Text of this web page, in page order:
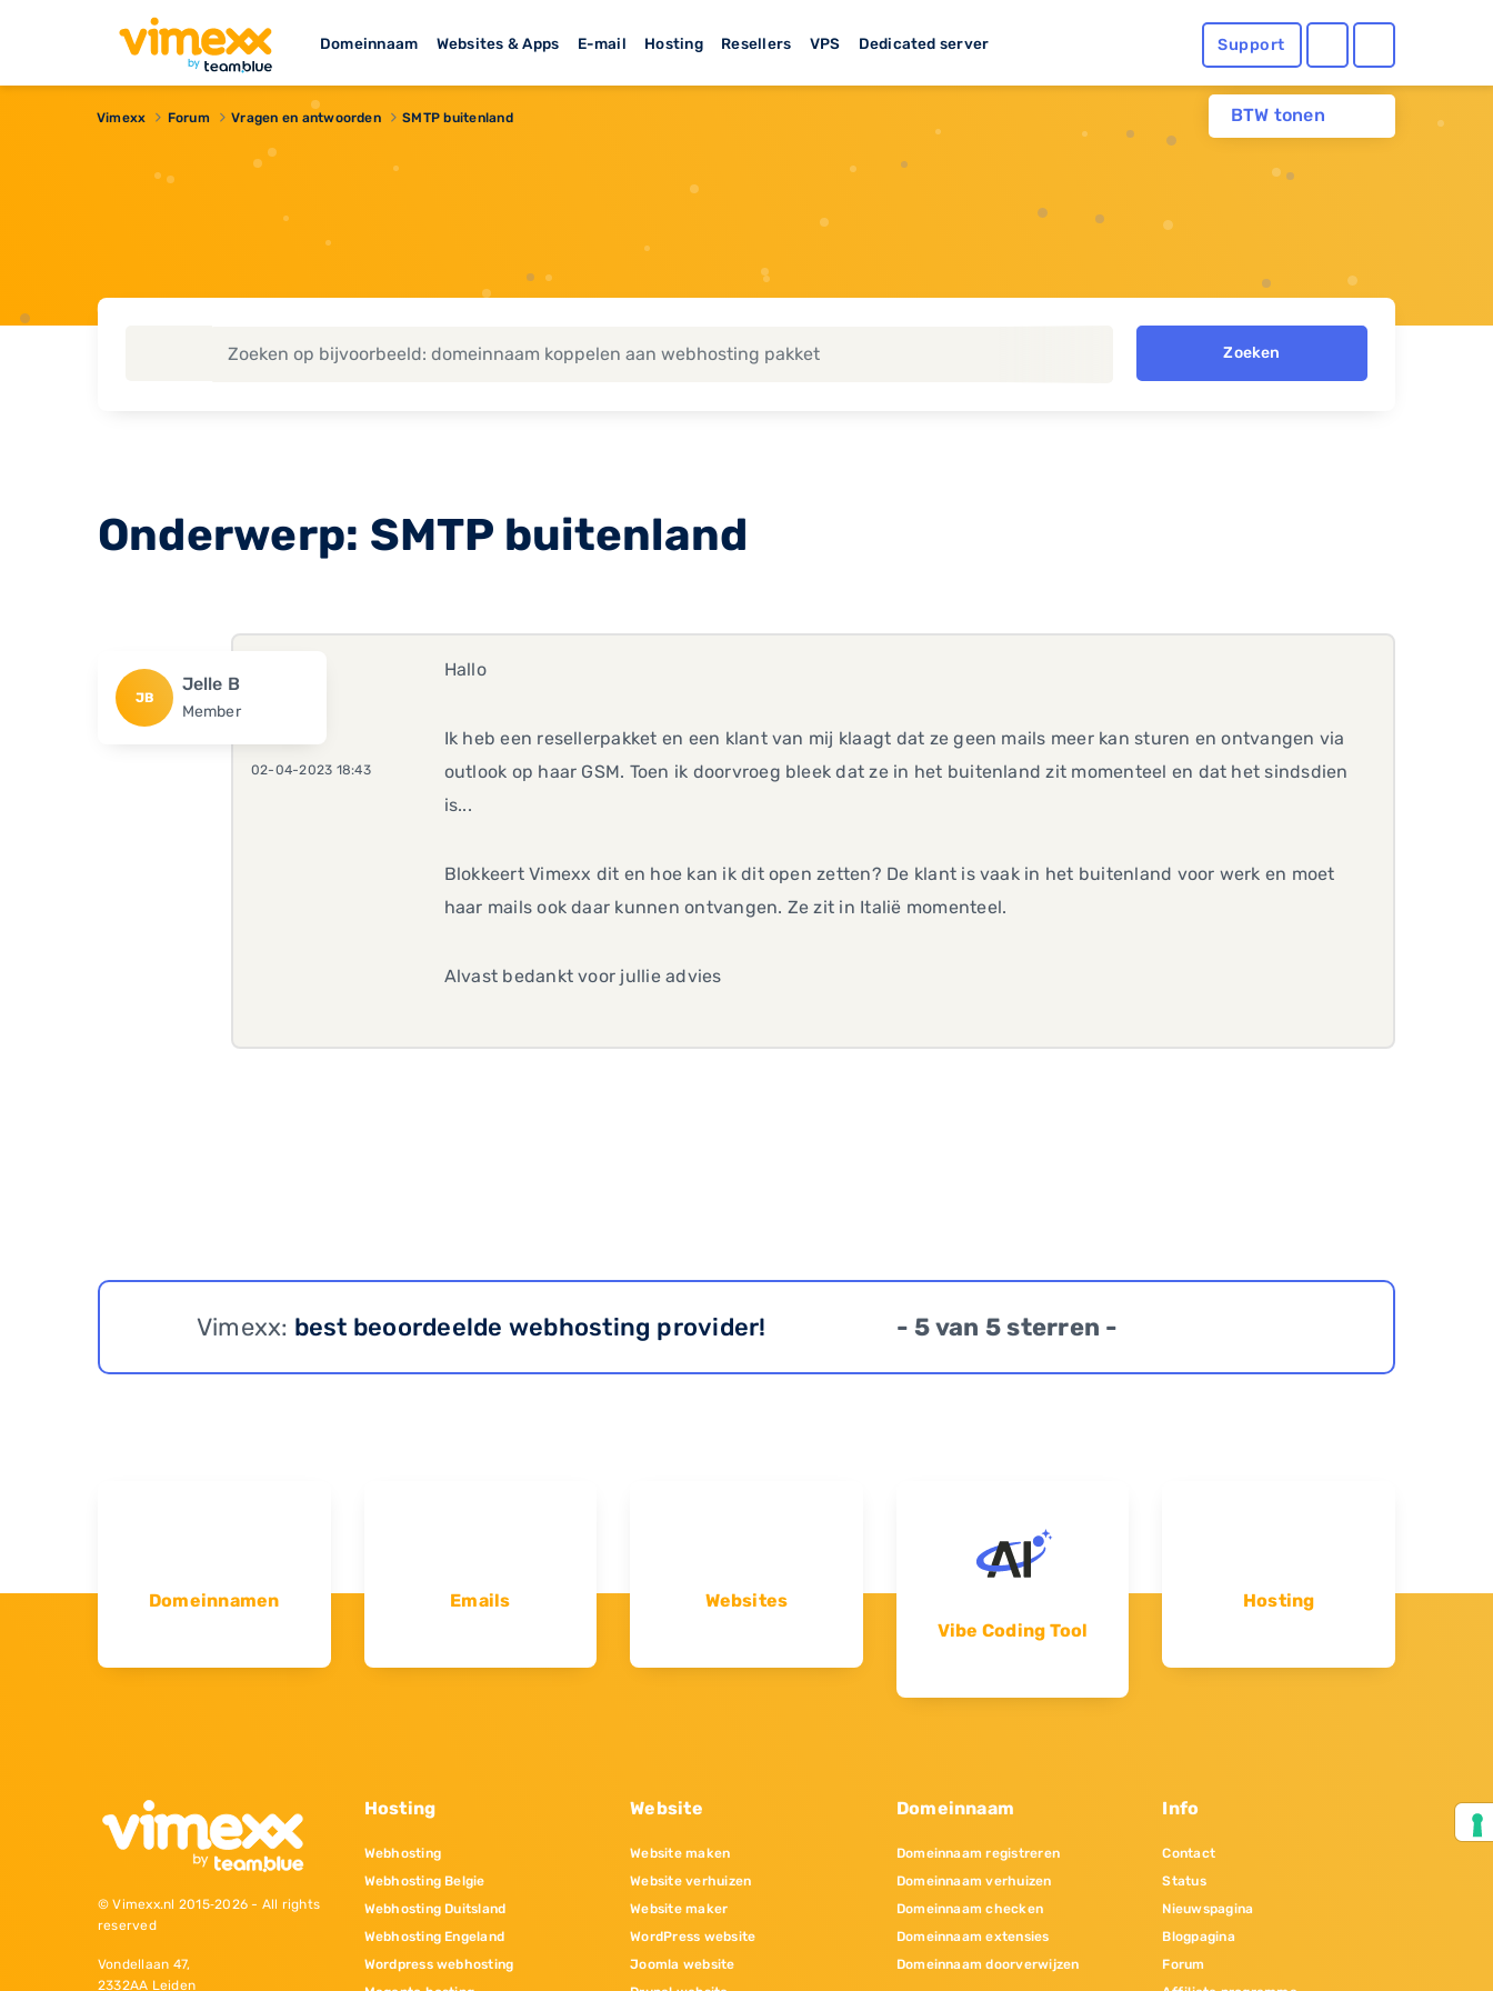
Domeinnaam Websites & Apps E-mail Hosting Resellers VPS Dedicated server Support
BTW tonen
Vimexx Forum Vragen en antwoorden SMTP buitenland
Zoeken
Onderwerp: SMTP buitenland
JB
Jelle B
Member
02-04-2023 18:43
Hallo
Ik heb een resellerpakket en een klant van mij klaagt dat ze geen mails meer kan sturen en ontvangen via
outlook op haar GSM. Toen ik doorvroeg bleek dat ze in het buitenland zit momenteel en dat het sindsdien
is...
Blokkeert Vimexx dit en hoe kan ik dit open zetten? De klant is vaak in het buitenland voor werk en moet
haar mails ook daar kunnen ontvangen. Ze zit in Italië momenteel.
Alvast bedankt voor jullie advies
Vimexx: best beoordeelde webhosting provider! - 5 van 5 sterren -
Domeinnamen Emails
Websites
Vibe Coding Tool
Hosting
© Vimexx.nl 2015‐2026 - All rights
reserved
Vondellaan 47,
2332AA Leiden
Hosting
Webhosting
Webhosting Belgie
Webhosting Duitsland
Webhosting Engeland
Wordpress webhosting
Website
Website maken
Website verhuizen
Website maker
WordPress website
Joomla website
Domeinnaam
Domeinnaam registreren
Domeinnaam verhuizen
Domeinnaam checken
Domeinnaam extensies
Domeinnaam doorverwijzen
Info
Contact
Status
Nieuwspagina
Blogpagina
Forum